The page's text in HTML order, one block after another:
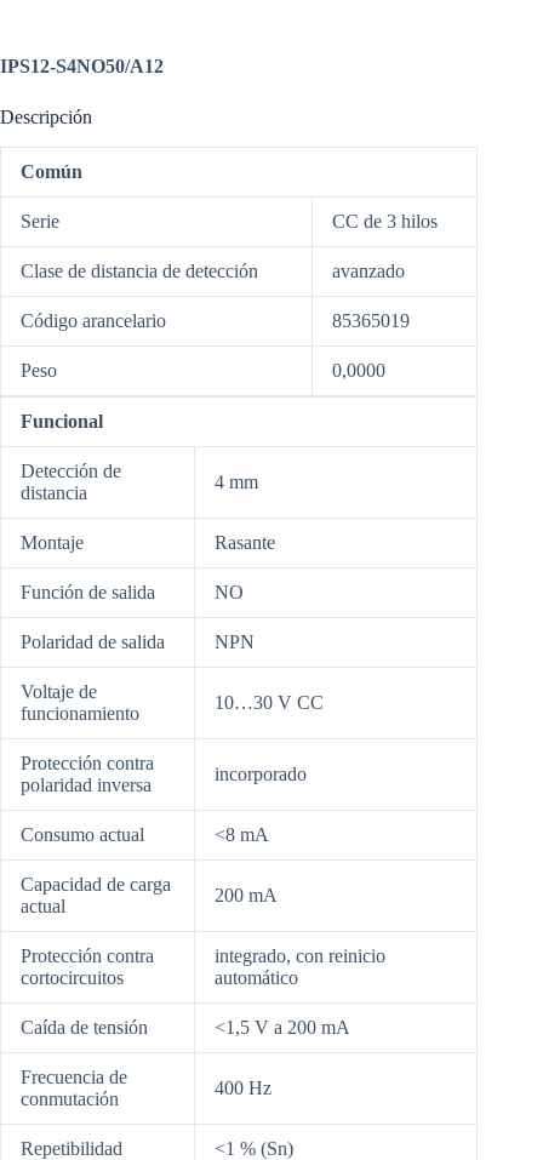
IPS12-S4NO50/A12
Descripción
Común
Serie CC de 3 hilos
Clase de distancia de detección avanzado
Código arancelario 85365019
Peso 0,0000
Funcional
Detección de
distancia
4 mm
Montaje Rasante
Función de salida NO
Polaridad de salida NPN
Voltaje de
funcionamiento
10…30 V CC
Protección contra
polaridad inversa
incorporado
Consumo actual <8 mA
Capacidad de carga
actual
200 mA
Protección contra
cortocircuitos
integrado, con reinicio
automático
Caída de tensión <1,5 V a 200 mA
Frecuencia de
conmutación
400 Hz
Repetibilidad <1 % (Sn)